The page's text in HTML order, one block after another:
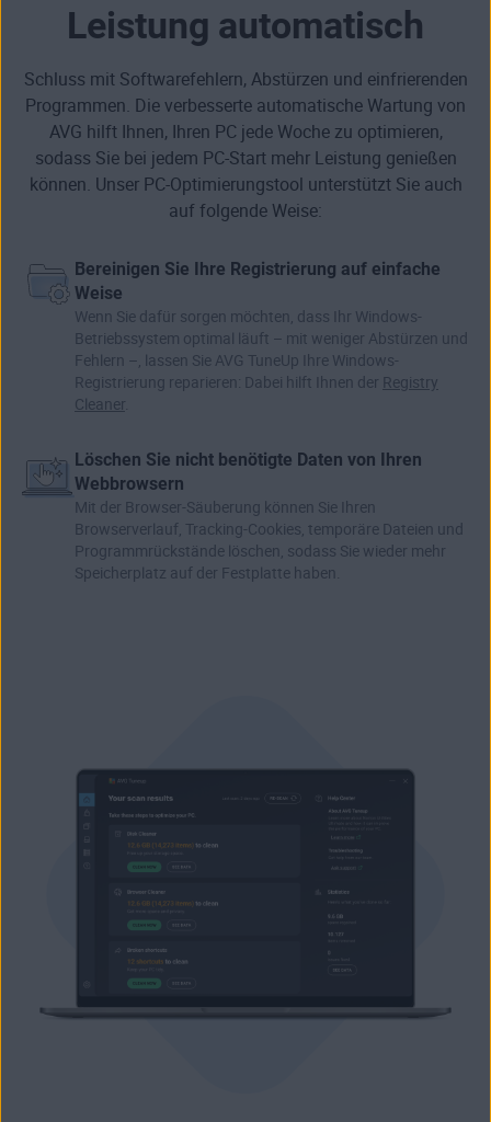
Leistung automatisch
Schluss mit Softwarefehlern, Abstürzen und einfrierenden
Programmen. Die verbesserte automatische Wartung von
AVG hilft Ihnen, Ihren PC jede Woche zu optimieren,
sodass Sie bei jedem PC-Start mehr Leistung genießen
können. Unser PC-Optimierungstool unterstützt Sie auch
auf folgende Weise:
Bereinigen Sie Ihre Registrierung auf einfache
Weise
Wenn Sie dafür sorgen möchten, dass Ihr Windows-
Betriebssystem optimal läuft – mit weniger Abstürzen und
Fehlern –, lassen Sie AVG TuneUp Ihre Windows-
Registrierung reparieren: Dabei hilft Ihnen der Registry
Cleaner
Löschen Sie nicht benötigte Daten von Ihren
Webbrowsern
Mit der Browser-Säuberung können Sie Ihren
Browserverlauf, Tracking-Cookies, temporäre Dateien und
Programmrückstände löschen, sodass Sie wieder mehr
Speicherplatz auf der Festplatte haben.